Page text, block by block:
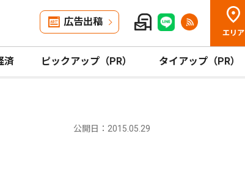
広告出稿
エリア
済 ピックアップ（PR） タイアップ（PR）
公開日：2015.05.29